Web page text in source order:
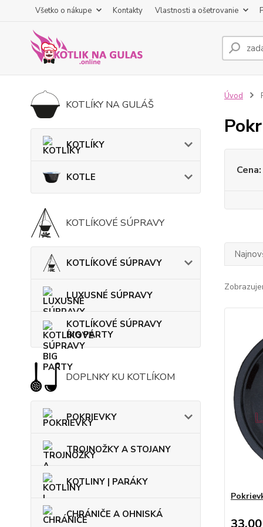
Všetko o nákupe Kontakty Vlastnosti a ošetrovanie
KOTLÍKY NA GULÁŠ
KOTLÍKY
KOTLE
KOTLÍKOVÉ SÚPRAVY
KOTLÍKOVÉ SÚPRAVY
LUXUSNÉ SÚPRAVY
KOTLÍKOVÉ SÚPRAVY
BIG PARTY
DOPLNKY KU KOTLÍKOM
POKRIEVKY
TROJNOŽKY A STOJANY
KOTLINY | PARÁKY
CHRÁNIČE A OHNISKÁ
Úvod
Cena: